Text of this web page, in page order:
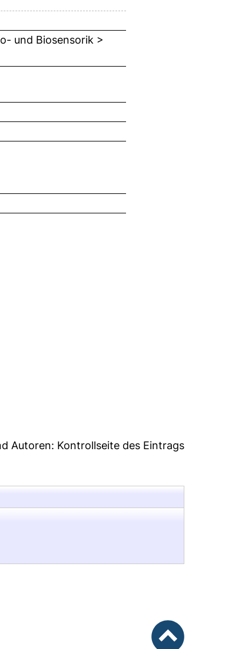
und Biosensorik >
Autoren: Kontrollseite des Eintrags